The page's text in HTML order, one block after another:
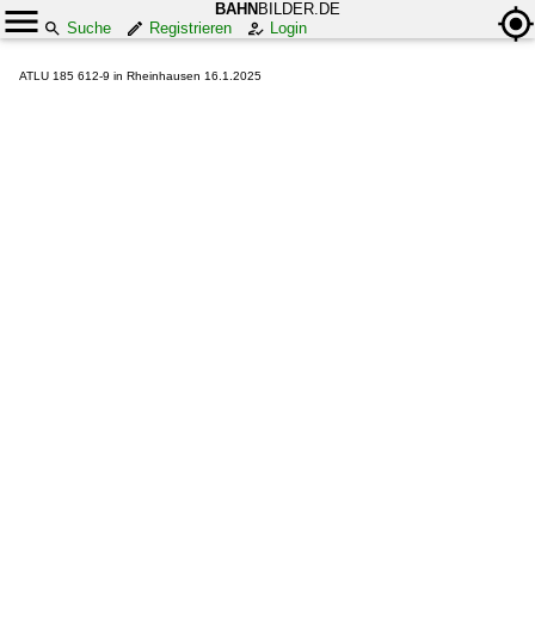
BAHN BILDER.DE
Suche
Registrieren Login
ATLU 185 612-9 in Rheinhausen 16.1.2025